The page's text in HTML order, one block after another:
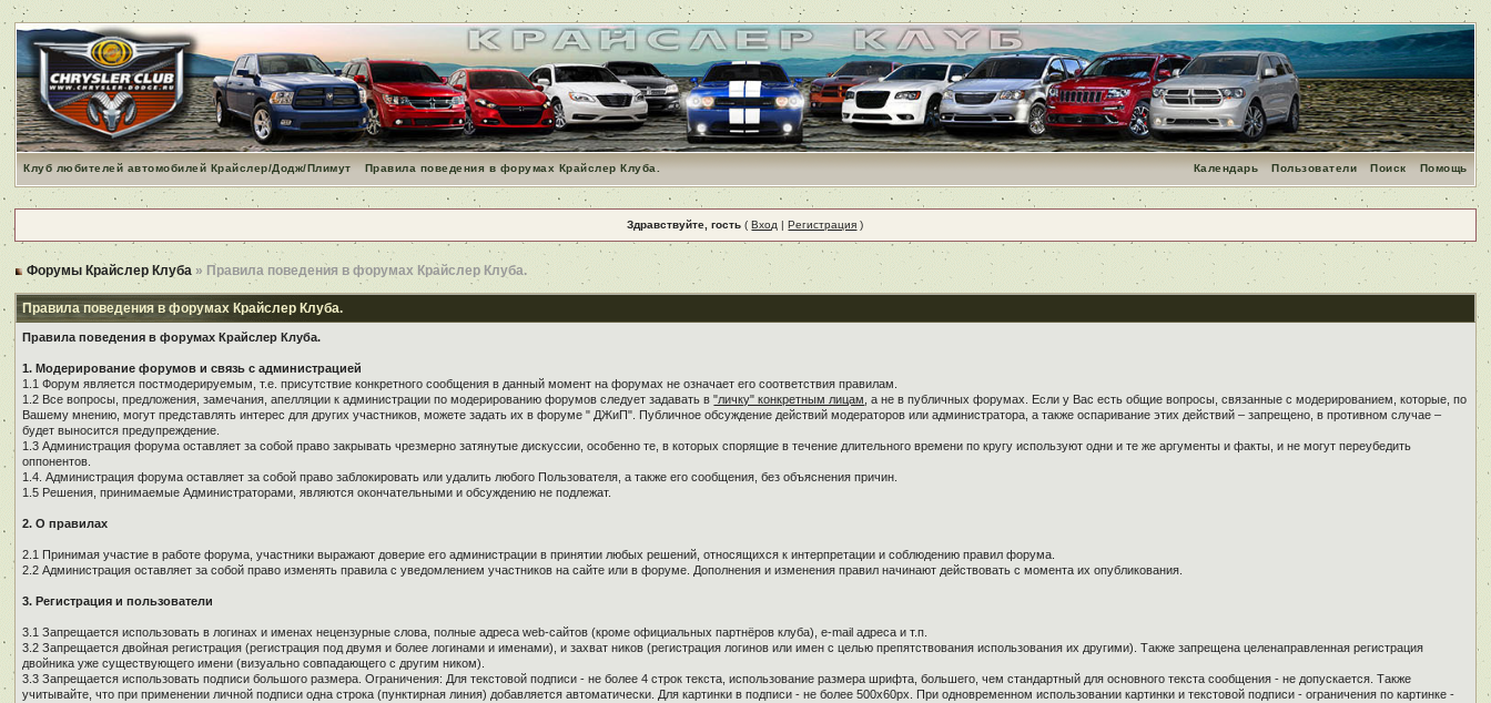
Клуб любителей автомобилей Крайслер/Додж/Плимут Правила поведения в форумах Крайслер Клуба. Помощь
Поиск
Пользователи
Календарь
Здравствуйте, гость (Вход |Регистрация )
Форумы Крайслер Клуба » Правила поведения в форумах Крайслер Клуба.
Правила поведения в форумах Крайслер Клуба.
Правила поведения в форумах Крайслер Клуба.
1. Модерирование форумов и связь с администрацией
1.1 Форум является постмодерируемым, т.е. присутствие конкретного сообщения в данный момент на форумах не означает его соответствия правилам.
1.2 Все вопросы, предложения, замечания, апелляции к администрации по модерированию форумов следует задавать в"личку" конкретным лицам , а не в публичных форумах. Если у Вас есть общие вопросы, связанные с модерированием, которые, по
Вашему мнению, могут представлять интерес для других участников, можете задать их в форуме " ДЖиП". Публичное обсуждение действий модераторов или администратора, а также оспаривание этих действий – запрещено, в противном случае –
будет выносится предупреждение.
1.3 Администрация форума оставляет за собой право закрывать чрезмерно затянутые дискуссии, особенно те, в которых спорящие в течение длительного времени по кругу используют одни и те же аргументы и факты, и не могут переубедить
оппонентов.
1.4. Администрация форума оставляет за собой право заблокировать или удалить любого Пользователя, а также его сообщения, без объяснения причин.
1.5 Решения, принимаемые Администраторами, являются окончательными и обсуждению не подлежат.
2. О правилах
2.1 Принимая участие в работе форума, участники выражают доверие его администрации в принятии любых решений, относящихся к интерпретации и соблюдению правил форума.
2.2 Администрация оставляет за собой право изменять правила с уведомлением участников на сайте или в форуме. Дополнения и изменения правил начинают действовать с момента их опубликования.
3. Регистрация и пользователи
3.1 Запрещается использовать в логинах и именах нецензурные слова, полные адреса web-сайтов (кроме официальных партнёров клуба), e-mail адреса и т.п.
3.2 Запрещается двойная регистрация (регистрация под двумя и более логинами и именами), и захват ников (регистрация логинов или имен с целью препятствования использования их другими). Также запрещена целенаправленная регистрация
двойника уже существующего имени (визуально совпадающего с другим ником).
3.3 Запрещается использовать подписи большого размера. Ограничения: Для текстовой подписи - не более 4 строк текста, использование размера шрифта, большего, чем стандартный для основного текста сообщения - не допускается. Также
учитывайте, что при применении личной подписи одна строка (пунктирная линия) добавляется автоматически. Для картинки в подписи - не более 500x60px. При одновременном использовании картинки и текстовой подписи - ограничения по картинке -